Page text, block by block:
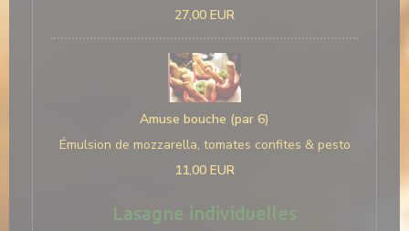
27,00 EUR
Amuse bouche (par 6)
Émulsion de mozzarella, tomates confites & pesto
11,00 EUR
Lasagne individuelles